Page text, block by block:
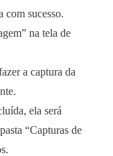
com sucesso.
na tela de
a captura da
ela será
“Capturas de